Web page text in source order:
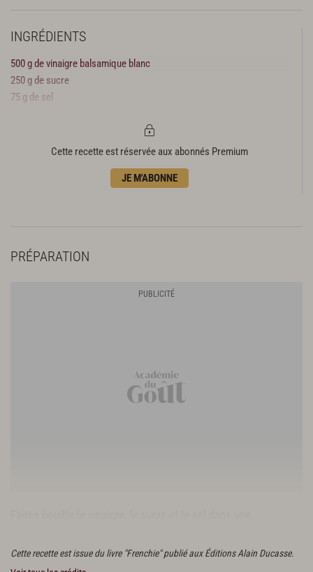
INGRÉDIENTS
500 g de vinaigre balsamique blanc
250 g de sucre
75 g de sel
Cette recette est réservée aux abonnés Premium
JE M'ABONNE
PRÉPARATION
Cette recette est issue du livre "Frenchie" publié aux Éditions Alain Ducasse.